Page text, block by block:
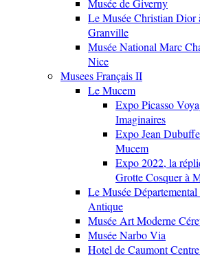
Musée de Giverny
Le Musée Christian Dior
Granville
Musée National Marc
Nice
Musees Français II
Le Mucem
Expo Picasso
Imaginaires
Expo Jean
Mucem
Expo 2022, la
Grotte Cosquer à
Le Musée
Antique
Musée Art Moderne
Musée Narbo Via
Hotel de Caumont